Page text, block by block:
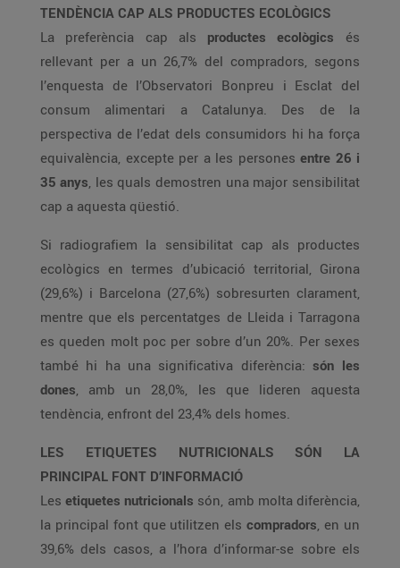
TENDÈNCIA CAP ALS PRODUCTES ECOLÒGICS
La preferència cap als productes ecològics és
rellevant per a un 26,7% del compradors, segons
l’enquesta de l’Observatori Bonpreu i Esclat del
consum alimentari a Catalunya. Des de la
perspectiva de l’edat dels consumidors hi ha força
equivalència, excepte per a les persones entre 26 i
35 anys, les quals demostren una major sensibilitat
cap a aquesta qüestió.
Si radiografiem la sensibilitat cap als productes
ecològics en termes d’ubicació territorial, Girona
(29,6%) i Barcelona (27,6%) sobresurten clarament,
mentre que els percentatges de Lleida i Tarragona
es queden molt poc per sobre d’un 20%. Per sexes
també hi ha una significativa diferència: són les
dones, amb un 28,0%, les que lideren aquesta
tendència, enfront del 23,4% dels homes.
LES ETIQUETES NUTRICIONALS SÓN LA
PRINCIPAL FONT D’INFORMACIÓ
Les etiquetes nutricionals són, amb molta diferència,
la principal font que utilitzen els compradors, en un
39,6% dels casos, a l’hora d’informar-se sobre els